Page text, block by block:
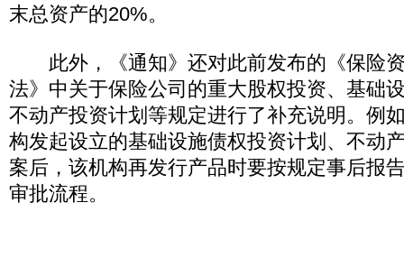
末总资产的20%。
此外，《通知》还对此前发布的《保险
法》中关于保险公司的重大股权投资、基础
不动产投资计划等规定进行了补充说明。例
构发起设立的基础设施债权投资计划、不动
案后，该机构再发行产品时要按规定事后报
审批流程。